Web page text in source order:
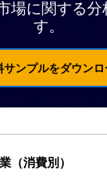
場に関する分
す。
サンプルをダウンロ
（消費別）